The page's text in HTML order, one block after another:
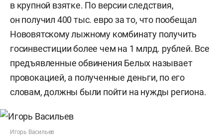
в крупной взятке. По версии следствия,
он получил 400 тыс. евро за то, что пообещал
Нововятскому лыжному комбинату получить
госинвестиции более чем на 1 млрд. рублей. Все
предъявленные обвинения Белых называет
провокацией, а полученные деньги, по его
словам, должны были пойти на нужды региона.
Игорь Васильев